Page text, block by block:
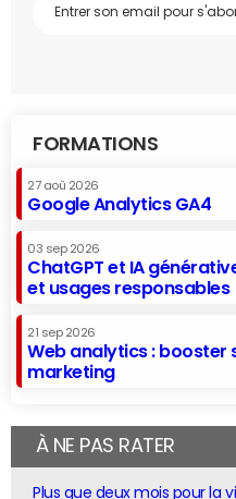
FORMATIONS
27 aoû 2026
Google Analytics GA4
03 sep 2026
ChatGPT et IA
et usages responsables
21 sep 2026
Web analytics : booster
marketing
À NE PAS RATER
Plus que deux mois pour la